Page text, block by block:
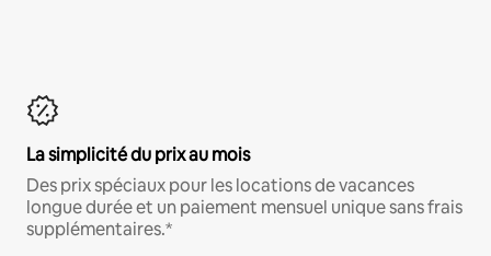
La simplicité du prix au mois
Des prix spéciaux pour les locations de vacances
longue durée et un paiement mensuel unique sans frais
supplémentaires.*